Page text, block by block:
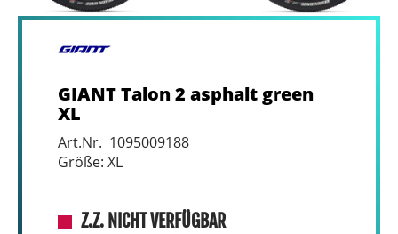
GIANT Talon 2 asphalt green
XL
Art.Nr. 1095009188
Größe: XL
Z.Z. NICHT VERFÜGBAR